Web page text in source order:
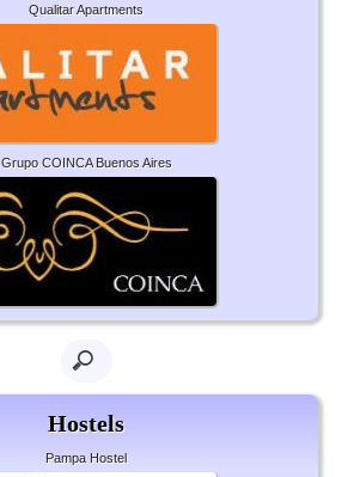
Qualitar Apartments
Grupo COINCA Buenos Aires
Hostels
Pampa Hostel